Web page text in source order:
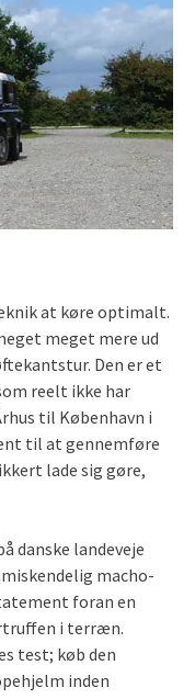
at køre optimalt.
meget mere ud
Den er et
reelt ikke har
til København i
til at gennemføre
lade sig gøre,
danske landeveje
macho-
foran en
i terræn.
test; køb den
inden